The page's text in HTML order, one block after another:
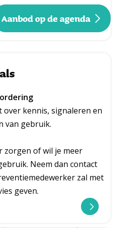
Aanbod op de agenda
over kennis, signaleren en
van gebruik.
zorgen of wil je meer
Neem dan contact
zal met
geven.